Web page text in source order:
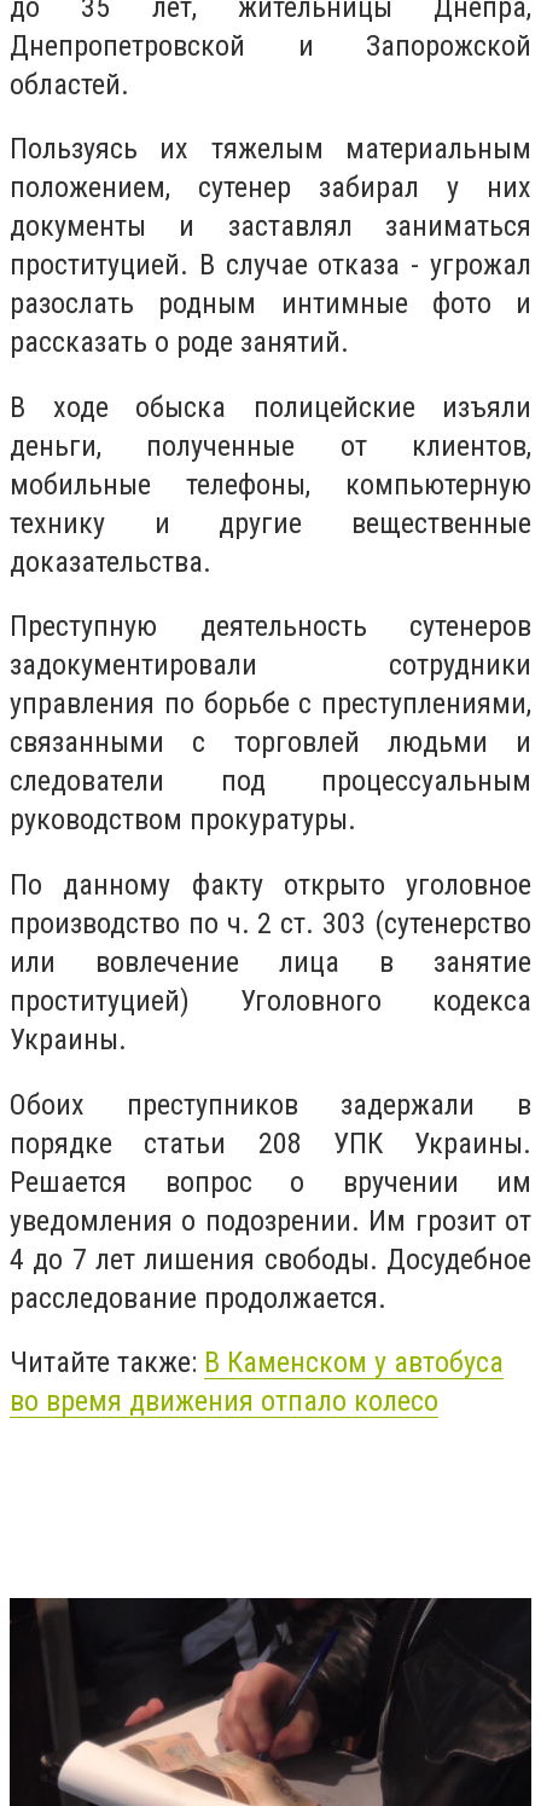
Днепропетровской и Запорожской
областей.
Пользуясь их тяжелым материальным
положением, сутенер забирал у них
документы и заставлял заниматься
проституцией. В случае отказа - угрожал
разослать родным интимные фото и
рассказать о роде занятий.
В ходе обыска полицейские изъяли
деньги, полученные от клиентов,
мобильные телефоны, компьютерную
технику и другие вещественные
доказательства.
Преступную деятельность сутенеров
задокументировали сотрудники
управления по борьбе с преступлениями,
связанными с торговлей людьми и
следователи под процессуальным
руководством прокуратуры.
По данному факту открыто уголовное
производство по ч. 2 ст. 303 (сутенерство
или вовлечение лица в занятие
проституцией) Уголовного кодекса
Украины.
Обоих преступников задержали в
порядке статьи 208 УПК Украины.
Решается вопрос о вручении им
уведомления о подозрении. Им грозит от
4 до 7 лет лишения свободы. Досудебное
расследование продолжается.
Читайте также: В Каменском у автобуса
во время движения отпало колесо